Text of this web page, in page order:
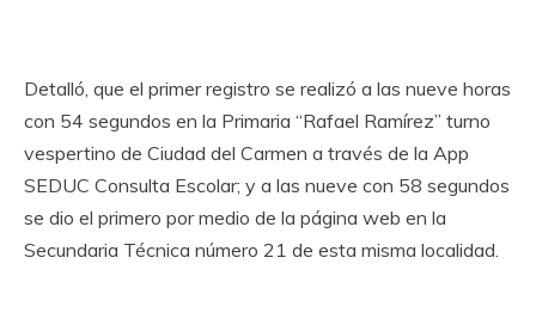
Detalló, que el primer registro se realizó a las nueve horas
con 54 segundos en la Primaria “Rafael Ramírez” turno
vespertino de Ciudad del Carmen a través de la App
SEDUC Consulta Escolar; y a las nueve con 58 segundos
se dio el primero por medio de la página web en la
Secundaria Técnica número 21 de esta misma localidad.